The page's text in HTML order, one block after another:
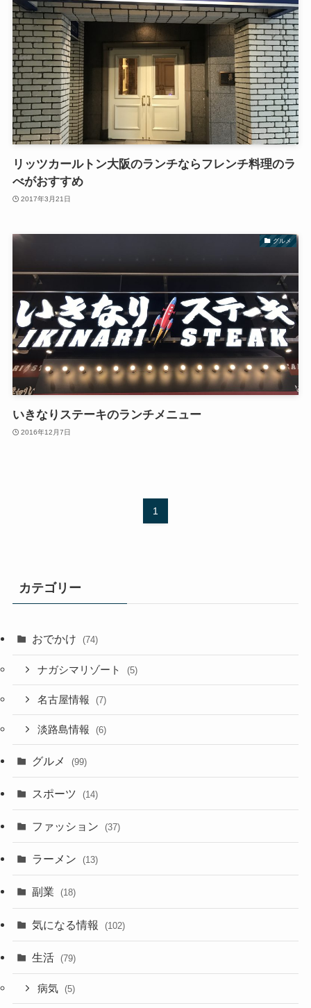
リッツカールトン大阪のランチならフレンチ料理のラ
べがおすすめ
2017年3月21日
グルメ
いきなりステーキのランチメニュー
2016年12月7日
1
カテゴリー
おでかけ (74)
ナガシマリゾート (5)
名古屋情報 (7)
淡路島情報 (6)
グルメ (99)
スポーツ (14)
ファッション (37)
ラーメン (13)
副業 (18)
気になる情報 (102)
生活 (79)
病気 (5)